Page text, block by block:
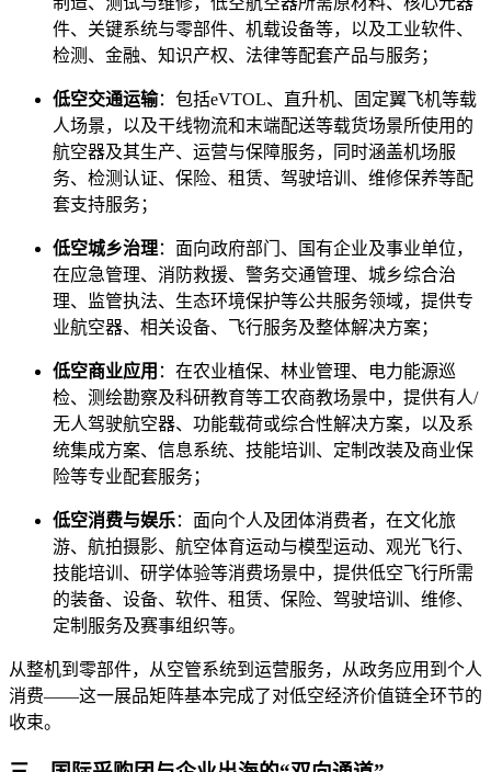
件、关键系统与零部件、机载设备等，以及工业软件、
检测、金融、知识产权、法律等配套产品与服务；
低空交通运输：包括eVTOL、直升机、固定翼飞机等载
人场景，以及干线物流和末端配送等载货场景所使用的
航空器及其生产、运营与保障服务，同时涵盖机场服
务、检测认证、保险、租赁、驾驶培训、维修保养等配
套支持服务；
低空城乡治理：面向政府部门、国有企业及事业单位，
在应急管理、消防救援、警务交通管理、城乡综合治
理、监管执法、生态环境保护等公共服务领域，提供专
业航空器、相关设备、飞行服务及整体解决方案；
低空商业应用 ：在农业植保、林业管理、电力能源巡
检、测绘勘察及科研教育等工农商教场景中，提供有人/
无人驾驶航空器、功能载荷或综合性解决方案，以及系
统集成方案、信息系统、技能培训、定制改装及商业保
险等专业配套服务；
低空消费与娱乐：面向个人及团体消费者，在文化旅
游、航拍摄影、航空体育运动与模型运动、观光飞行、
技能培训、研学体验等消费场景中，提供低空飞行所需
的装备、设备、软件、租赁、保险、驾驶培训、维修、
定制服务及赛事组织等。
从整机到零部件，从空管系统到运营服务，从政务应用到个人
消费——这一展品矩阵基本完成了对低空经济价值链全环节的
收束。